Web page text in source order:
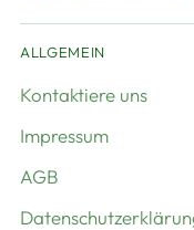
ALLGEMEIN
Kontaktiere uns
Impressum
AGB